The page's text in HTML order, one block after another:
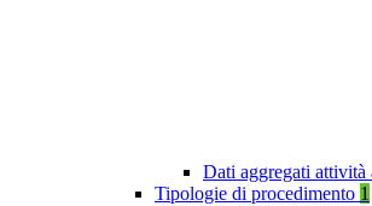
Dati aggregati attività
Tipologie di procedimento 1